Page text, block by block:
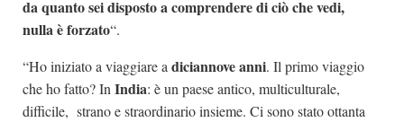
da quanto sei disposto a comprendere di ciò che vedi,
nulla è forzato“.
“Ho iniziato a viaggiare a diciannove anni. Il primo viaggio
che ho fatto? In India: è un paese antico, multiculturale,
difficile, strano e straordinario insieme. Ci sono stato ottanta